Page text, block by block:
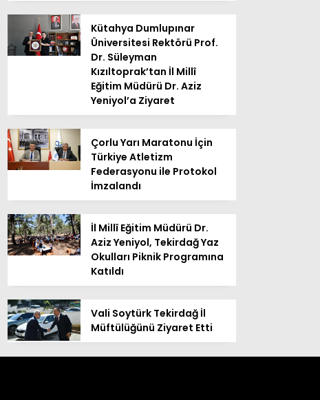
Kütahya Dumlupınar
Üniversitesi Rektörü Prof.
Dr. Süleyman
Kızıltoprak’tan İl Millî
Eğitim Müdürü Dr. Aziz
Yeniyol’a Ziyaret
Çorlu Yarı Maratonu İçin
Türkiye Atletizm
Federasyonu ile Protokol
İmzalandı
İl Millî Eğitim Müdürü Dr.
Aziz Yeniyol, Tekirdağ Yaz
Okulları Piknik Programına
Katıldı
Vali Soytürk Tekirdağ İl
Müftülüğünü Ziyaret Etti